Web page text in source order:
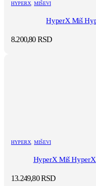
HYPERX MIŠEVI
HyperX Miš
8.200,80RSD
HYPERX MIŠEVI
HyperX Miš HyperX
13.249,80RSD